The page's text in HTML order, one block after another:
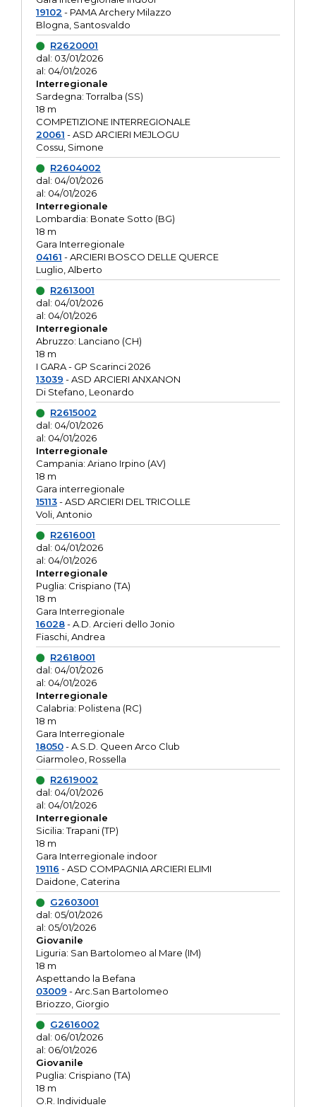
19102 - PAMA Archery Milazzo
Blogna, Santosvaldo
R2620001
dal: 03/01/2026
al: 04/01/2026
Interregionale
Sardegna: Torralba (SS)
18 m
COMPETIZIONE INTERREGIONALE
20061 - ASD ARCIERI MEJLOGU
Cossu, Simone
R2604002
dal: 04/01/2026
al: 04/01/2026
Interregionale
Lombardia: Bonate Sotto (BG)
18 m
Gara Interregionale
04161 - ARCIERI BOSCO DELLE QUERCE
Luglio, Alberto
R2613001
dal: 04/01/2026
al: 04/01/2026
Interregionale
Abruzzo: Lanciano (CH)
18 m
I GARA - GP Scarinci 2026
13039 - ASD ARCIERI ANXANON
Di Stefano, Leonardo
R2615002
dal: 04/01/2026
al: 04/01/2026
Interregionale
Campania: Ariano Irpino (AV)
18 m
Gara interregionale
15113- ASD ARCIERI DEL TRICOLLE
Voli, Antonio
R2616001
dal: 04/01/2026
al: 04/01/2026
Interregionale
Puglia: Crispiano (TA)
18 m
Gara Interregionale
16028- A.D. Arcieri dello Jonio
Fiaschi, Andrea
R2618001
dal: 04/01/2026
al: 04/01/2026
Interregionale
Calabria: Polistena (RC)
18 m
Gara Interregionale
18050- A.S.D. Queen Arco Club
Giarmoleo, Rossella
R2619002
dal: 04/01/2026
al: 04/01/2026
Interregionale
Sicilia: Trapani (TP)
18 m
Gara Interregionale indoor
19116 - ASD COMPAGNIA ARCIERI ELIMI
Daidone, Caterina
G2603001
dal: 05/01/2026
al: 05/01/2026
Giovanile
Liguria: San Bartolomeo al Mare (IM)
18 m
Aspettando la Befana
03009 - Arc.San Bartolomeo
Briozzo, Giorgio
G2616002
dal: 06/01/2026
al: 06/01/2026
Giovanile
Puglia: Crispiano (TA)
18 m
O.R. Individuale